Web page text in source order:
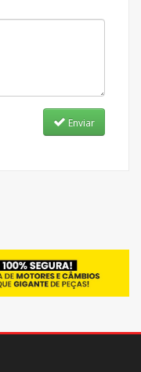
Enviar